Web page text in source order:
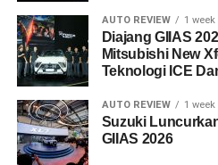
AUTO REVIEW 1
Diajang GIIAS
Mitsubishi New
Teknologi ICE
AUTO REVIEW 1
Suzuki
GIIAS 2026